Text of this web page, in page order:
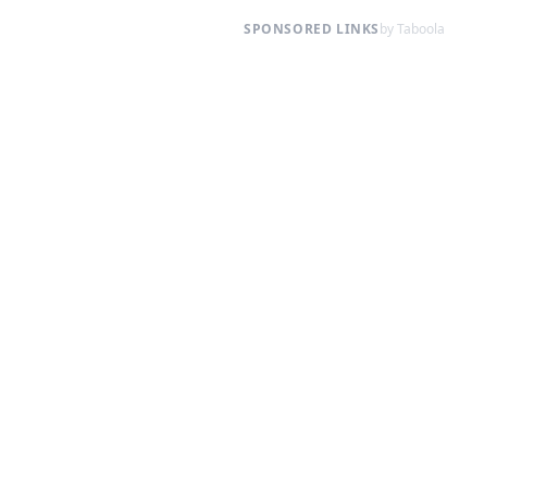
SPONSORED LINKSby Taboola